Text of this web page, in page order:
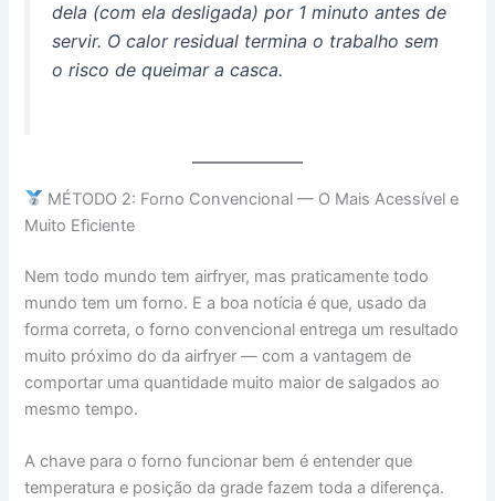
dela (com ela desligada) por 1 minuto antes de
servir. O calor residual termina o trabalho sem
o risco de queimar a casca.
MÉTODO 2: Forno Convencional — O Mais Acessível e
Muito Eficiente
Nem todo mundo tem airfryer, mas praticamente todo
mundo tem um forno. E a boa notícia é que, usado da
forma correta, o forno convencional entrega um resultado
muito próximo do da airfryer — com a vantagem de
comportar uma quantidade muito maior de salgados ao
mesmo tempo.
A chave para o forno funcionar bem é entender que
temperatura e posição da grade fazem toda a diferença.